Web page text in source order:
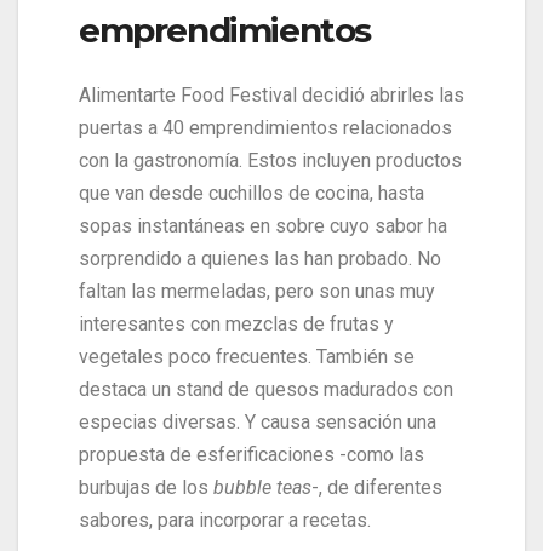
emprendimientos
Alimentarte Food Festival decidió abrirles las
puertas a 40 emprendimientos relacionados
con la gastronomía. Estos incluyen productos
que van desde cuchillos de cocina, hasta
sopas instantáneas en sobre cuyo sabor ha
sorprendido a quienes las han probado. No
faltan las mermeladas, pero son unas muy
interesantes con mezclas de frutas y
vegetales poco frecuentes. También se
destaca un stand de quesos madurados con
especias diversas. Y causa sensación una
propuesta de esferificaciones -como las
burbujas de los bubble teas-, de diferentes
sabores, para incorporar a recetas.